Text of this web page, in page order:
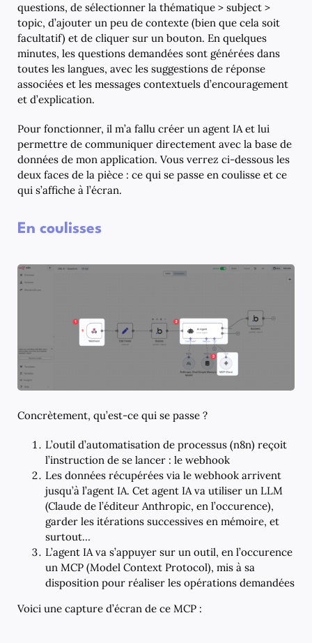
questions, de sélectionner la thématique > subject >
topic, d’ajouter un peu de contexte (bien que cela soit
facultatif) et de cliquer sur un bouton. En quelques
minutes, les questions demandées sont générées dans
toutes les langues, avec les suggestions de réponse
associées et les messages contextuels d’encouragement
et d’explication.
Pour fonctionner, il m’a fallu créer un agent IA et lui
permettre de communiquer directement avec la base de
données de mon application. Vous verrez ci-dessous les
deux faces de la pièce : ce qui se passe en coulisse et ce
qui s’affiche à l’écran.
En coulisses
Concrètement, qu’est-ce qui se passe ?
L’outil d’automatisation de processus (n8n) reçoit
l’instruction de se lancer : le webhook
Les données récupérées via le webhook arrivent
jusqu’à l’agent IA. Cet agent IA va utiliser un LLM
(Claude de l’éditeur Anthropic, en l’occurence),
garder les itérations successives en mémoire, et
surtout…
L’agent IA va s’appuyer sur un outil, en l’occurence
un MCP (Model Context Protocol), mis à sa
disposition pour réaliser les opérations demandées
Voici une capture d’écran de ce MCP :